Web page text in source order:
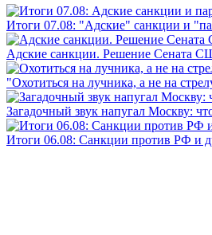
Итоги 07.08: "Адские" санкции и
Адские санкции. Решение Сената
"Охотиться на лучника, а не на
Загадочный звук напугал Москву:
Итоги 06.08: Санкции против РФ и